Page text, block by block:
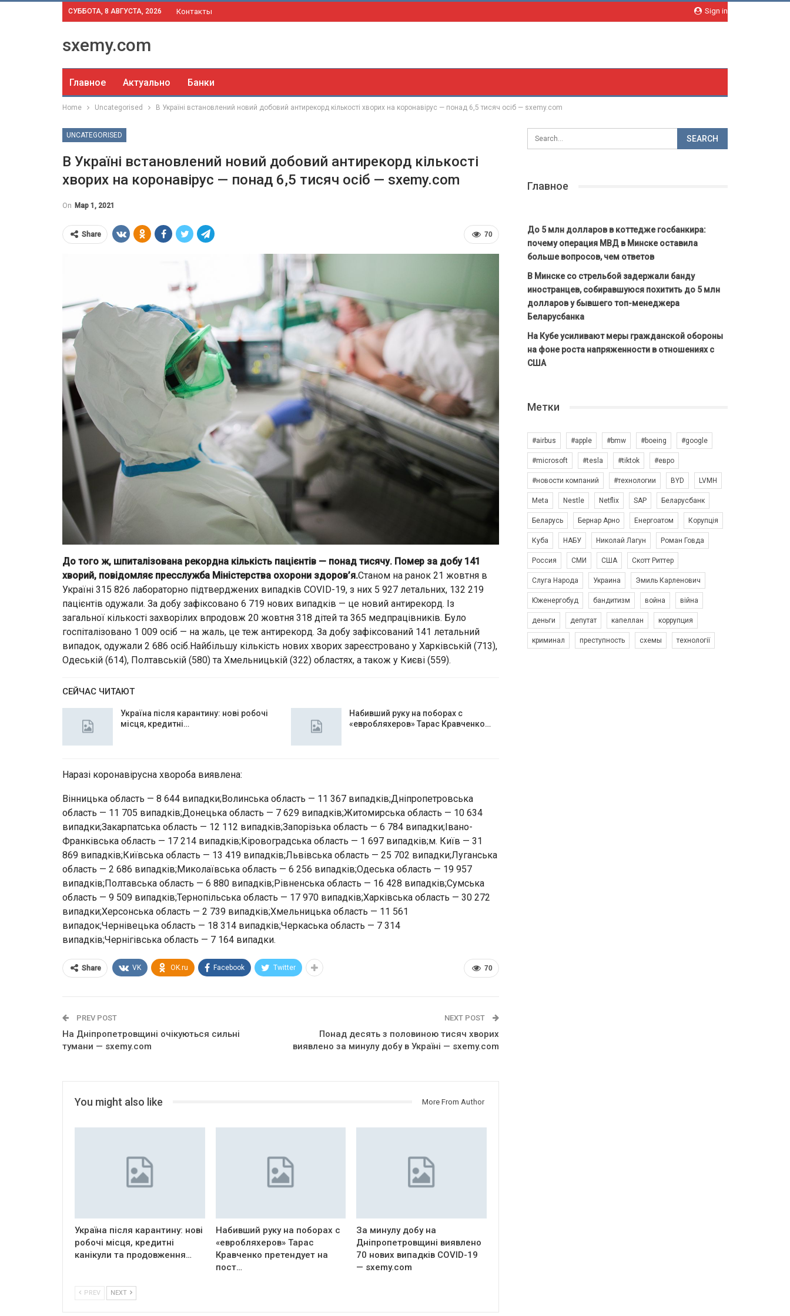
Sign in
СУББОТА, 8 АВГУСТА, 2026 Контакты
sxemy.com
Главное Актуально Банки
Home Uncategorised В Україні встановлений новий добовий антирекорд кількості хворих на коронавірус — понад 6,5 тисяч осіб — sxemy.com
UNCATEGORISED
В Україні встановлений новий добовий антирекорд кількості
хворих на коронавірус — понад 6,5 тисяч осіб — sxemy.com
On Мар 1, 2021
70
Share
До того ж, шпиталізована рекордна кількість пацієнтів — понад тисячу. Помер за добу 141
хворий, повідомляє пресслужба Міністерства охорони здоров’я.Станом на ранок 21 жовтня в
Україні 315 826 лабораторно підтверджених випадків COVID-19, з них 5 927 летальних, 132 219
пацієнтів одужали. За добу зафіксовано 6 719 нових випадків — це новий антирекорд. Із
загальної кількості захворілих впродовж 20 жовтня 318 дітей та 365 медпрацівників. Було
госпіталізовано 1 009 осіб — на жаль, це теж антирекорд. За добу зафіксований 141 летальний
випадок, одужали 2 686 осіб.Найбільшу кількість нових хворих зареєстровано у Харківській (713),
Одеській (614), Полтавській (580) та Хмельницькій (322) областях, а також у Києві (559).
СЕЙЧАС ЧИТАЮТ
Україна після карантину: нові робочі
місця, кредитні…
Набивший руку на поборах с
«евробляхеров» Тарас Кравченко…
Наразі коронавірусна хвороба виявлена:
Вінницька область — 8 644 випадки;Волинська область — 11 367 випадків;Дніпропетровська
область — 11 705 випадків;Донецька область — 7 629 випадків;Житомирська область — 10 634
випадки;Закарпатська область — 12 112 випадків;Запорізька область — 6 784 випадки;Івано-
Франківська область — 17 214 випадків;Кіровоградська область — 1 697 випадків;м. Київ — 31
869 випадків;Київська область — 13 419 випадків;Львівська область — 25 702 випадки;Луганська
область — 2 686 випадків;Миколаївська область — 6 256 випадків;Одеська область — 19 957
випадків;Полтавська область — 6 880 випадків;Рівненська область — 16 428 випадків;Сумська
область — 9 509 випадків;Тернопільська область — 17 970 випадків;Харківська область — 30 272
випадки;Херсонська область — 2 739 випадків;Хмельницька область — 11 561
випадок;Чернівецька область — 18 314 випадків;Черкаська область — 7 314
випадків;Чернігівська область — 7 164 випадки.
70
Share VK OK.ru Facebook Twitter
PREV POST
На Дніпропетровщині очікуються сильні
тумани — sxemy.com
NEXT POST
Понад десять з половиною тисяч хворих
виявлено за минулу добу в Україні — sxemy.com
You might also like More From Author
Україна після карантину: нові
робочі місця, кредитні
канікули та продовження…
Набивший руку на поборах с
«евробляхеров» Тарас
Кравченко претендует на
пост…
За минулу добу на
Дніпропетровщині виявлено
70 нових випадків COVID-19
— sxemy.com
PREV NEXT
Главное
До 5 млн долларов в коттедже госбанкира:
почему операция МВД в Минске оставила
больше вопросов, чем ответов
В Минске со стрельбой задержали банду
иностранцев, собиравшуюся похитить до 5 млн
долларов у бывшего топ-менеджера
Беларусбанка
На Кубе усиливают меры гражданской обороны
на фоне роста напряженности в отношениях с
США
Метки
#airbus #apple #bmw #boeing #google
#microsoft #tesla #tiktok #евро
#новости компаний #технологии BYD LVMH
Meta Nestle Netflix SAP Беларусбанк
Беларусь Бернар Арно Енергоатом Корупція
Куба НАБУ Николай Лагун Роман Говда
Россия СМИ США Скотт Риттер
Слуга Народа Украина Эмиль Карленович
Юженергобуд бандитизм война війна
деньги депутат капеллан коррупция
криминал преступность схемы технології